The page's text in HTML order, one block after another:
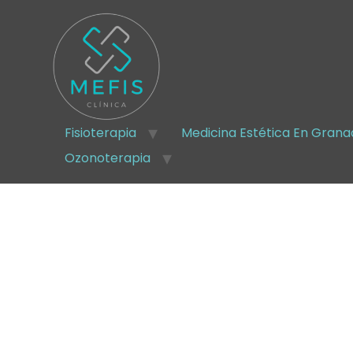
Fisioterapia Medicina Estética En
Ozonoterapia